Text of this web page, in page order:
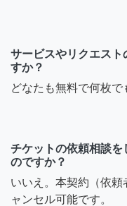
サービスやリクエスト
すか？
どなたも無料で何枚で
チケットの依頼相談
のですか？
いいえ。本契約（依
ャンセル可能です。